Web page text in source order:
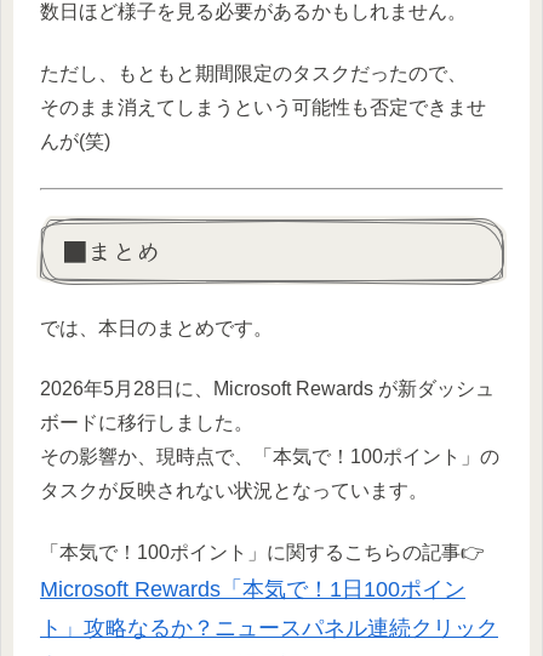
数日ほど様子を見る必要があるかもしれません。
ただし、もともと期間限定のタスクだったので、
そのまま消えてしまうという可能性も否定できませ
んが(笑)
■まとめ
では、本日のまとめです。
2026年5月28日に、Microsoft Rewards が新ダッシュ
ボードに移行しました。
その影響か、現時点で、「本気で！100ポイント」の
タスクが反映されない状況となっています。
「本気で！100ポイント」に関するこちらの記事👉
Microsoft Rewards「本気で！1日100ポイン
ト」攻略なるか？ニュースパネル連続クリック